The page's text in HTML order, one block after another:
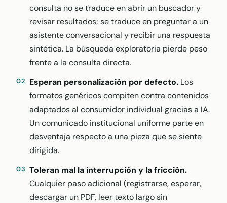
consulta no se traduce en abrir un buscador y
revisar resultados; se traduce en preguntar a un
asistente conversacional y recibir una respuesta
sintética. La búsqueda exploratoria pierde peso
frente a la consulta directa.
Esperan personalización por defecto. Los
formatos genéricos compiten contra contenidos
adaptados al consumidor individual gracias a IA.
Un comunicado institucional uniforme parte en
desventaja respecto a una pieza que se siente
dirigida.
Toleran mal la interrupción y la fricción.
Cualquier paso adicional (registrarse, esperar,
descargar un PDF, leer texto largo sin